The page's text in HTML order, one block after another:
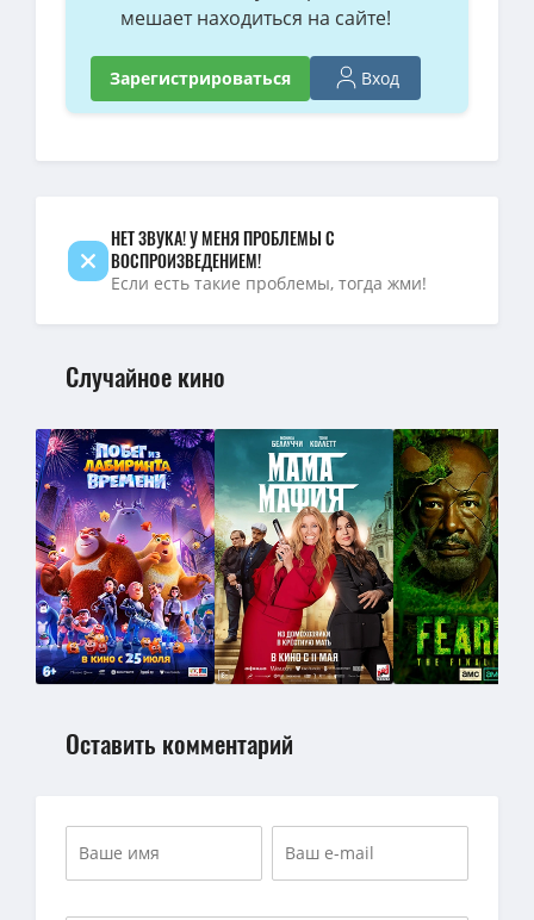
Король и Шут (1 сезон: 1-8 серии из 8) / 2023 / РУ, СТ / WEB-
Король и Шут [S01] (2023) WEBRip-AVC от Files-х(7.67 GB, сидов:
Король и Шут [S01] (2023) WEBRip от Files-x
(6.75 GB, сидов: 6)
Король и Шут (1 сезон: 1-8 серии из 8) / 2023 / РУ, СТ / WEBRip
мешает находиться на сайте!
Зарегистрироваться Вход
НЕТ ЗВУКА! У МЕНЯ ПРОБЛЕМЫ С
ВОСПРОИЗВЕДЕНИЕМ!
Если есть такие проблемы, тогда жми!
Случайное кино
Оставить комментарий